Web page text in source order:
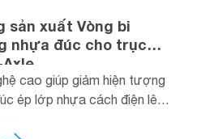
sản xuất Vòng bi
nhựa đúc cho trục
cao giúp giảm hiện tượng
ép lớp nhựa cách điện lên
rộng của vòng bi. Tập đoàn